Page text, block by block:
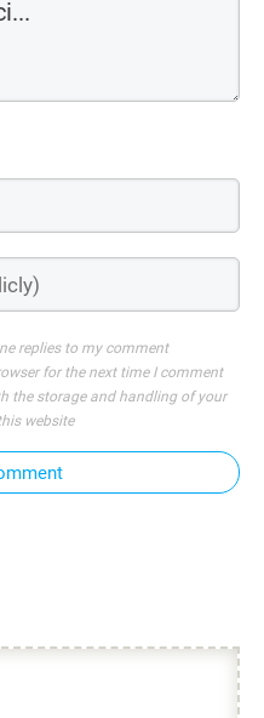
replies to my comment
for the next time I comment
the storage and handling of your
website